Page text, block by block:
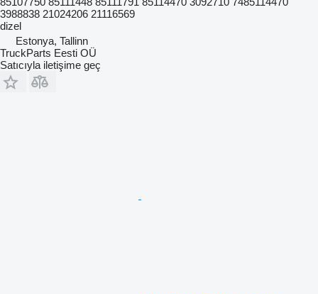
3988838 21024206 21116569
dizel
Estonya, Tallinn
TruckParts Eesti OÜ
Satıcıyla iletişime geç